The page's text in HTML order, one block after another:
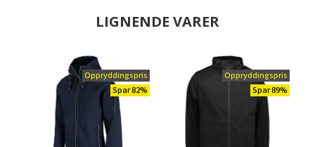
LIGNENDE VARER
Oppryddingspris
Spar 82%
Oppryddingspris
Spar 89%